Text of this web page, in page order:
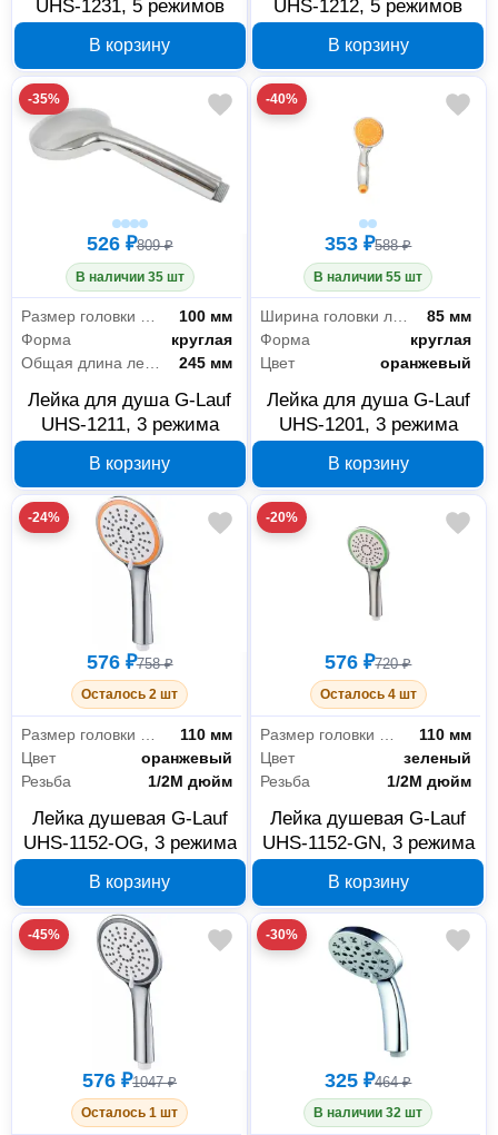
UHS-1231, 5 режимов
В корзину
UHS-1212, 5 режимов
В корзину
-35%
526 ₽809 ₽
В наличии 35 шт
Размер головки лейки
100 мм
Форма
круглая
245 мм
Лейка для душа G-Lauf
UHS-1211, 3 режима
В корзину
-40%
353 ₽588 ₽
В наличии 55 шт
Ширина головки лейки
85 мм
Форма
круглая
Цвет
оранжевый
Лейка для душа G-Lauf
UHS-1201, 3 режима
В корзину
-24%
576 ₽758 ₽
Осталось 2 шт
110 мм
Цвет
оранжевый
Резьба
1/2M дюйм
Лейка душевая G-Lauf
UHS-1152-OG, 3 режима
В корзину
-20%
576 ₽720 ₽
Осталось 4 шт
110 мм
Цвет
зеленый
Резьба
1/2M дюйм
Лейка душевая G-Lauf
UHS-1152-GN, 3 режима
В корзину
-45%
576 ₽1047 ₽
Осталось 1 шт
-30%
325 ₽464 ₽
В наличии 32 шт